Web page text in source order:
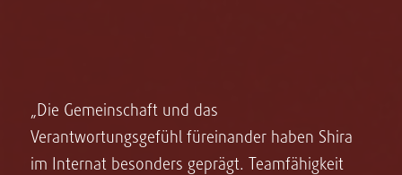
„Die Gemeinschaft und das
Verantwortungsgefühl füreinander haben Shira
im Internat besonders geprägt. Teamfähigkeit